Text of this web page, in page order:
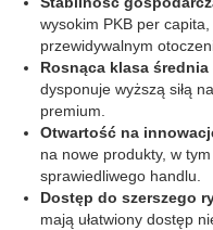
wysokim PKB per
przewidywalnym
Rosnąca klasa średnia
dysponuje wyższą siłą
premium.
Otwartość na
na nowe produkty, w
sprawiedliwego handlu.
Dostęp do szerszego
mają ułatwiony dostęp